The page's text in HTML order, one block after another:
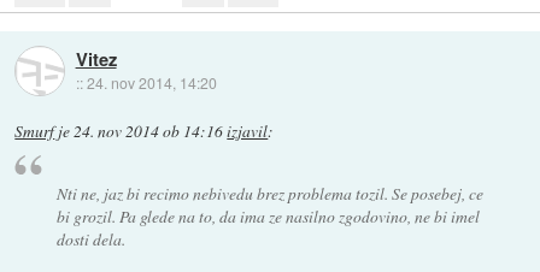
Vitez
::24. nov 2014, 14:20
Smurfje24. nov 2014 ob 14:16izjavil:
Nti ne, jaz bi recimo nebivedu brez problema tozil. Se posebej, ce
bi grozil. Pa glede na to, da ima ze nasilno zgodovino, ne bi imel
dosti dela.